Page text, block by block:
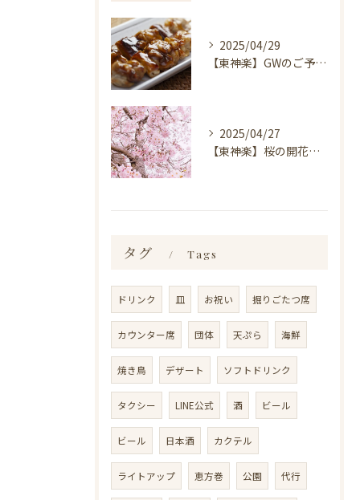
2025/04/29
【東神楽】GWのご予約受付中！｜ランチ・喫茶＆居酒屋 和心
2025/04/27
【東神楽】桜の開花情報＆お花見スポット｜ランチ・喫茶＆居酒屋 和心
タグ Tags
ドリンク 皿 お祝い 掘りごたつ席
カウンター席 団体 天ぷら 海鮮
焼き鳥 デザート ソフトドリンク
タクシー LINE公式 酒 ビール
ビール 日本酒 カクテル
ライトアップ 恵方巻 公園 代行